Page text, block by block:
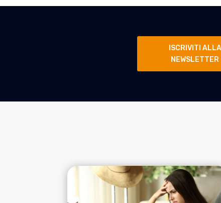
ISCRIVITI ALLA
NEWSLETTER